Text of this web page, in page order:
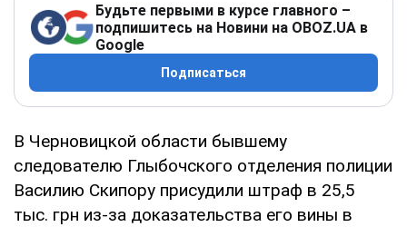
Будьте первыми в курсе главного –
подпишитесь на Новини на OBOZ.UA в
Google
Подписаться
В Черновицкой области бывшему
следователю Глыбочского отделения полиции
Василию Скипору присудили штраф в 25,5
тыс. грн из-за доказательства его вины в